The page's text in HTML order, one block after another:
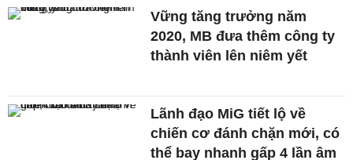
Vững tăng trưởng năm
2020, MB đưa thêm công ty
thành viên lên niêm yết
Lãnh đạo MiG tiết lộ về
chiến cơ đánh chặn mới, có
thể bay nhanh gấp 4 lần âm